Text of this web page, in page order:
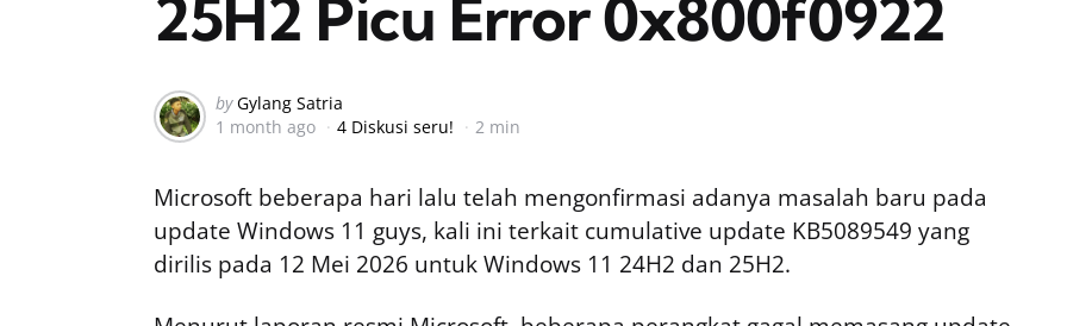
25H2 Picu Error 0x800f0922
Posted
by
by Gylang Satria
1 month ago
4 Diskusi seru! 2 min
Microsoft beberapa hari lalu telah mengonfirmasi adanya masalah baru pada
update Windows 11 guys, kali ini terkait cumulative update KB5089549 yang
dirilis pada 12 Mei 2026 untuk Windows 11 24H2 dan 25H2.